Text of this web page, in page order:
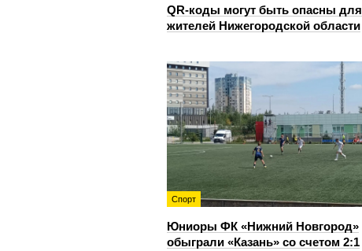
QR-коды могут быть опасны для
жителей Нижегородской области
Спорт
Юниоры ФК «Нижний Новгород»
обыграли «Казань» со счетом 2:1